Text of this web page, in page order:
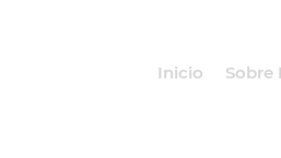
Inicio Sobre